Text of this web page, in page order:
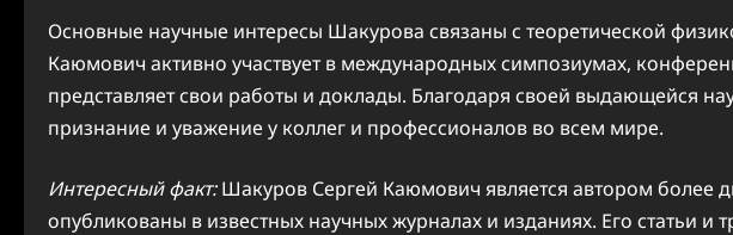
Основные научные интересы Шакурова связаны с теоретической
Каюмович активно участвует в международных симпозиумах,
представляет свои работы и доклады. Благодаря своей выдающейся
признание и уважение у коллег и профессионалов во всем мире.
Интересный факт:Шакуров Сергей Каюмович является автором более
опубликованы в известных научных журналах и изданиях. Его статьи